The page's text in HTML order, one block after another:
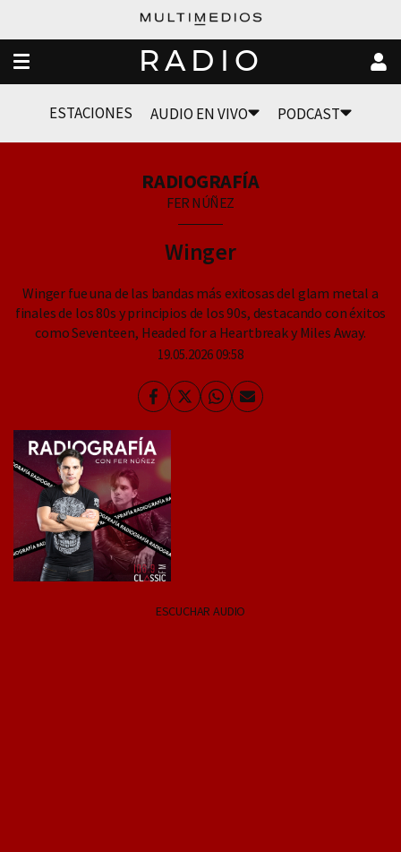
RADIO
ESTACIONES AUDIO EN VIVO PODCAST
RADIOGRAFÍA
FER NÚÑEZ
Winger
Winger fue una de las bandas más exitosas del glam metal a
finales de los 80s y principios de los 90s, destacando con éxitos
como Seventeen, Headed for a Heartbreak y Miles Away.
19.05.2026 09:58
Facebook
TwitterWhatsapp
Enviar
ESCUCHAR AUDIO